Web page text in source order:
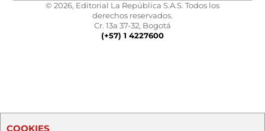
© 2026, Editorial La República S.A.S. Todos los
derechos reservados.
Cr. 13a 37-32, Bogotá
(+57) 1 4227600
COOKIES